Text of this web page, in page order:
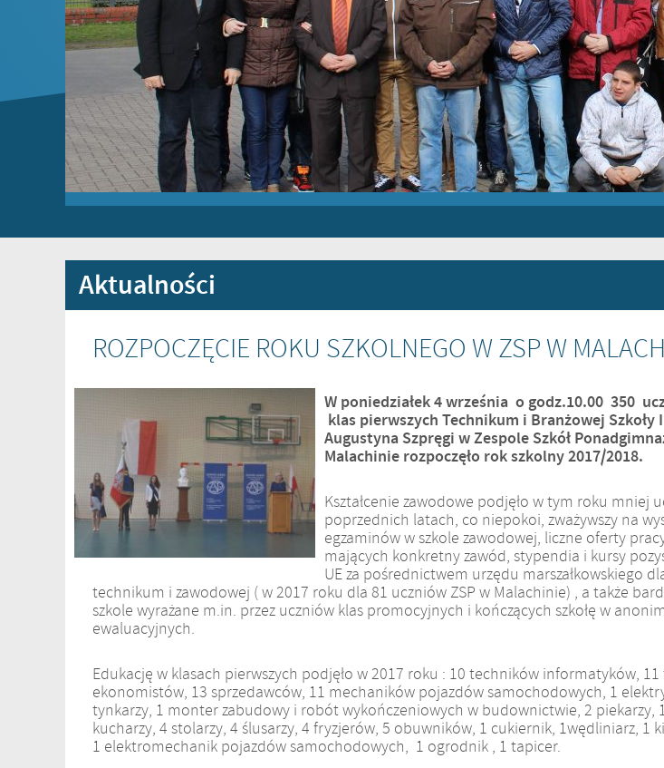
Aktualności
ROZPOCZĘCIE ROKU SZKOLNEGO W ZSP W
W poniedziałek 4 września o godz.10.00 350
klas pierwszych Technikum i Branżowej Szkoły
Augustyna Szpręgi w Zespole Szkół
Malachinie rozpoczęło rok szkolny 2017/2018.
Kształcenie zawodowe podjęło w tym roku mniej
poprzednich latach, co niepokoi, zważywszy na
egzaminów w szkole zawodowej, liczne oferty
mających konkretny zawód, stypendia i kursy
UE za pośrednictwem urzędu marszałkowskiego
technikum i zawodowej ( w 2017 roku dla 81 uczniów ZSP w Malachinie) , a także
szkole wyrażane m.in. przez uczniów klas promocyjnych i kończących szkołę w
ewaluacyjnych.
Edukację w klasach pierwszych podjęło w 2017 roku : 10 techników informatyków,
ekonomistów, 13 sprzedawców, 11 mechaników pojazdów samochodowych, 1
tynkarzy, 1 monter zabudowy i robót wykończeniowych w budownictwie, 2 piekarzy,
kucharzy, 4 stolarzy, 4 ślusarzy, 4 fryzjerów, 5 obuwników, 1 cukiernik, 1wędliniarz, 1
1 elektromechanik pojazdów samochodowych, 1 ogrodnik , 1 tapicer.